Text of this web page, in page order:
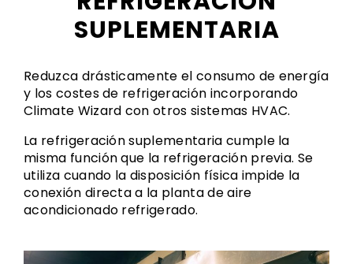
SUPLEMENTARIA
Reduzca drásticamente el consumo de energía
y los costes de refrigeración incorporando
Climate Wizard con otros sistemas HVAC.
La refrigeración suplementaria cumple la
misma función que la refrigeración previa. Se
utiliza cuando la disposición física impide la
conexión directa a la planta de aire
acondicionado refrigerado.